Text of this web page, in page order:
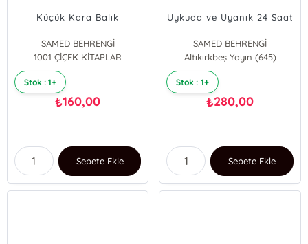
Küçük Kara Balık
SAMED BEHRENGİ
1001 ÇİÇEK KİTAPLAR
Stok : 1+
₺160,00
Sepete Ekle
Uykuda ve Uyanık 24 Saat
SAMED BEHRENGİ
Altıkırkbeş Yayın (645)
Stok : 1+
₺280,00
Sepete Ekle